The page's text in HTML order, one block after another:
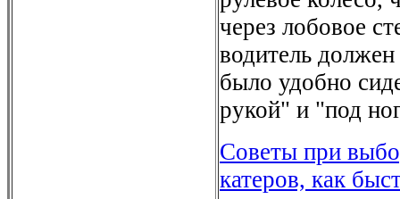
через лобовое
водитель
было удобно
рукой" и "под
Советы при
катеров, как